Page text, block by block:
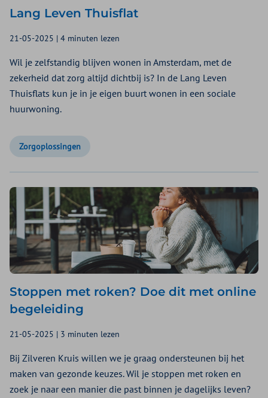
Lang Leven Thuisflat
21-05-2025 | 4 minuten lezen
Wil je zelfstandig blijven wonen in Amsterdam, met de
zekerheid dat zorg altijd dichtbij is? In de Lang Leven
Thuisflats kun je in je eigen buurt wonen in een sociale
huurwoning.
Zorgoplossingen
Stoppen met roken? Doe dit met online
begeleiding
21-05-2025 | 3 minuten lezen
Bij Zilveren Kruis willen we je graag ondersteunen bij het
maken van gezonde keuzes. Wil je stoppen met roken en
zoek je naar een manier die past binnen je dagelijks leven?